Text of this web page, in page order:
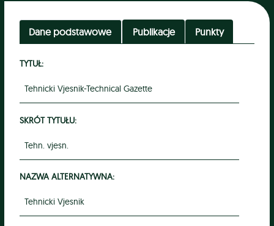
Dane podstawowe Publikacje Punkty
TYTUŁ:
Tehnicki Vjesnik-Technical Gazette
SKRÓT TYTUŁU:
Tehn. vjesn.
NAZWA ALTERNATYWNA:
Tehnicki Vjesnik